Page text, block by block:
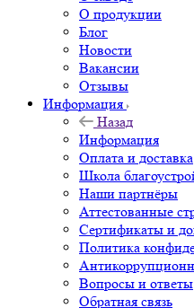
О продукции
Блог
Новости
Вакансии
Отзывы
Информация
Назад
Информация
Оплата и доставка
Школа
Наши партнёры
Аттестованные
Сертификаты и
Политика
Вопросы и ответы
Обратная связь